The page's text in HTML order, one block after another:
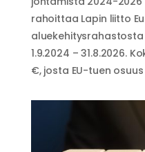
rahoittaa Lapin liitto
aluekehitysrahastosta
1.9.2024 – 31.8.2026.
€, josta EU-tuen